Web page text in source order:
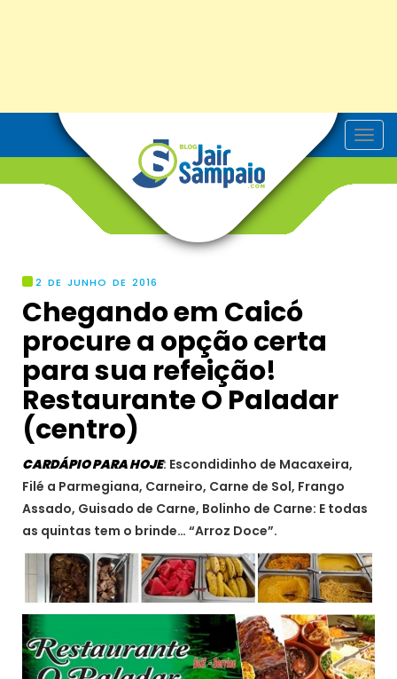
T
o
2 DE JUNHO DE 2016
Chegando em Caicó
procure a opção certa
para sua refeição!
Restaurante O Paladar
(centro)
CARDÁPIO PARA HOJE: Escondidinho de Macaxeira,
Filé a Parmegiana, Carneiro, Carne de Sol, Frango
Assado, Guisado de Carne, Bolinho de Carne: E todas
as quintas tem o brinde… “Arroz Doce”.